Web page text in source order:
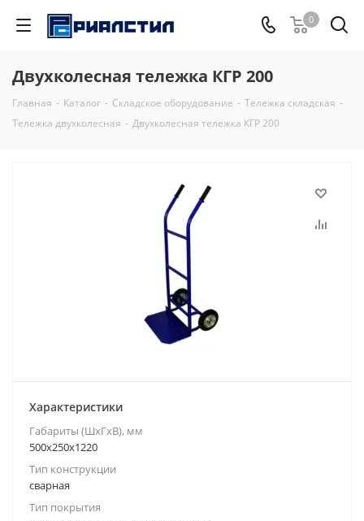
0
Двухколесная тележка КГР 200
Главная - Каталог - Складское оборудование - Тележка складская -
Тележка двухколесная - Двухколесная тележка КГР 200
Характеристики
Габариты (ШxГxВ), мм
500x250x1220
Тип конструкции
сварная
Тип покрытия